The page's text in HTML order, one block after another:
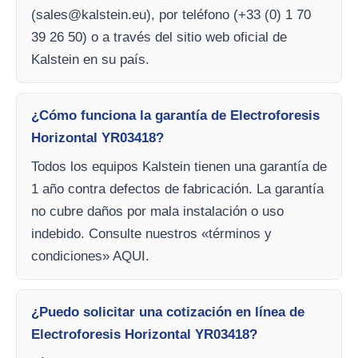
(sales@kalstein.eu), por teléfono (+33 (0) 1 70
39 26 50) o a través del sitio web oficial de
Kalstein en su país.
¿Cómo funciona la garantía de Electroforesis
Horizontal YR03418?
Todos los equipos Kalstein tienen una garantía de
1 año contra defectos de fabricación. La garantía
no cubre daños por mala instalación o uso
indebido. Consulte nuestros «términos y
condiciones» AQUI.
¿Puedo solicitar una cotización en línea de
Electroforesis Horizontal YR03418?